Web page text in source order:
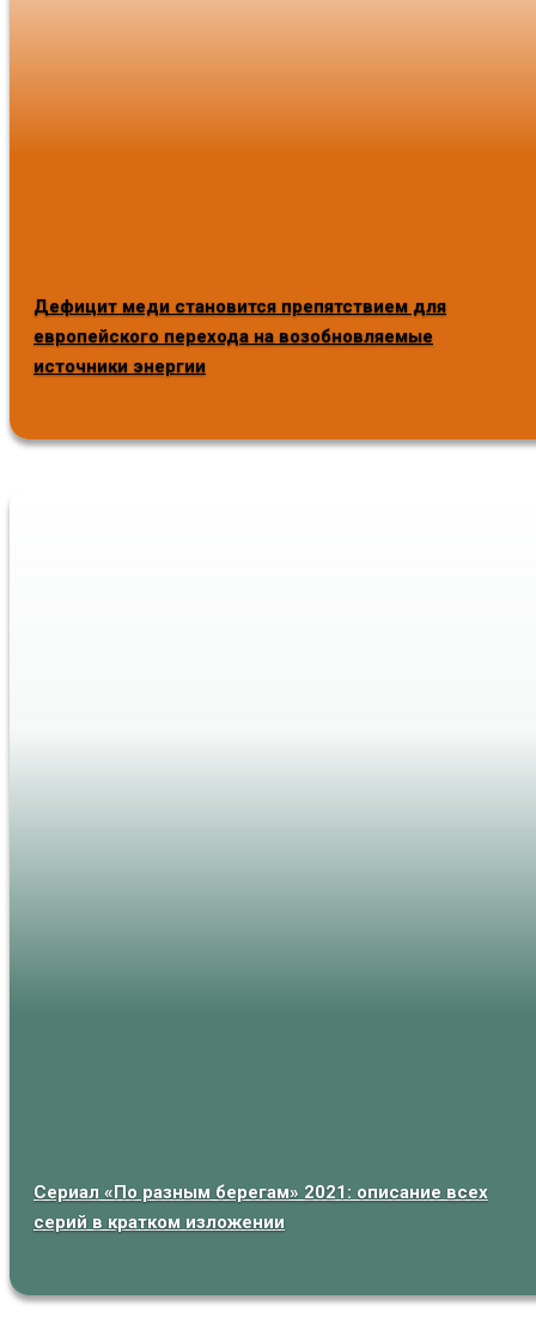
Дефицит меди становится препятствием для
европейского перехода на возобновляемые
источники энергии
Сериал «По разным берегам» 2021: описание всех
серий в кратком изложении